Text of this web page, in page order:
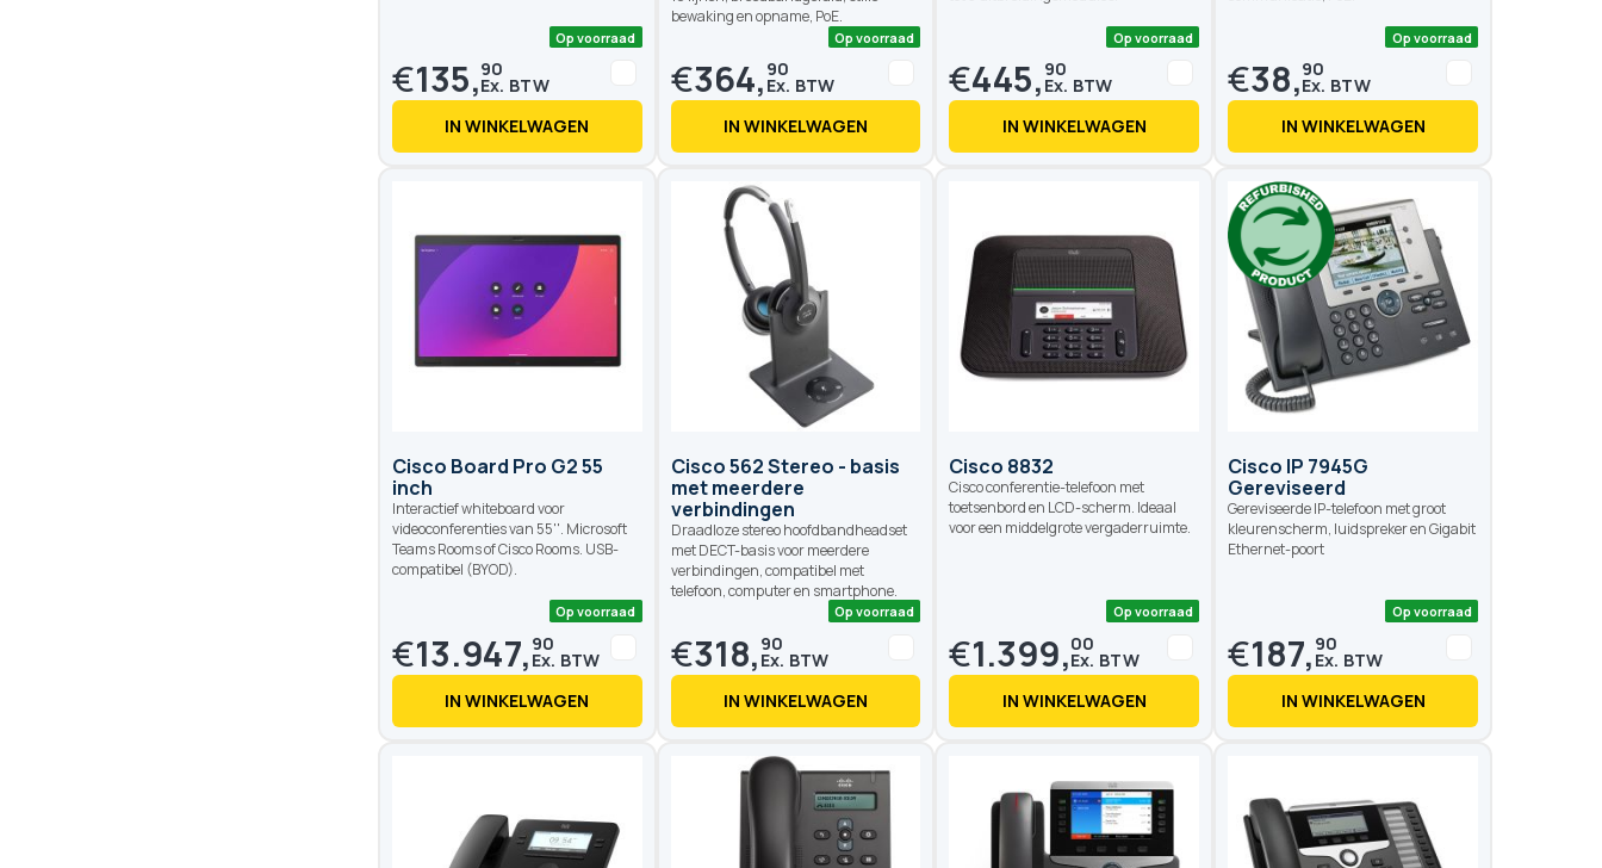
€135,90
IN WINKELWAGEN
bewaking en opname, PoE.
€364, 90
IN WINKELWAGEN
Op voorraad
€445, 90
IN WINKELWAGEN
€38,90
IN WINKELWAGEN
Cisco Board Pro G2 55
inch
Interactief whiteboard voor
videoconferenties van 55''. Microsoft
Teams Rooms of Cisco Rooms. USB-
compatibel (BYOD).
€13.947, 90
IN WINKELWAGEN
Cisco 562 Stereo - basis
met meerdere
verbindingen
Draadloze stereo hoofdbandheadset
met DECT-basis voor meerdere
verbindingen, compatibel met
telefoon, computer en smartphone.
€318, 90
IN WINKELWAGEN
Cisco 8832
Cisco conferentie-telefoon met
toetsenbord en LCD-scherm. Ideaal
voor een middelgrote vergaderruimte.
€1.399,00
IN WINKELWAGEN
Cisco IP 7945G
Gereviseerd
Gereviseerde IP-telefoon met groot
kleurenscherm, luidspreker en Gigabit
Ethernet-poort
€187, 90
IN WINKELWAGEN